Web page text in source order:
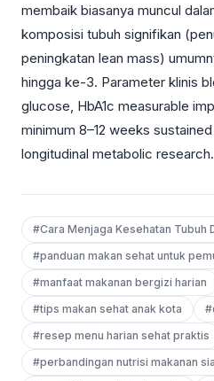
membaik biasanya muncul
komposisi tubuh signifikan
peningkatan lean mass)
hingga ke-3. Parameter klinis
glucose, HbA1c measurable
minimum 8–12 weeks
longitudinal metabolic research.
#Cara Menjaga Kesehatan Tubuh
#panduan makan sehat untuk
#manfaat makanan bergizi harian
#tips makan sehat anak kota
#resep menu harian sehat praktis
#perbandingan nutrisi makanan